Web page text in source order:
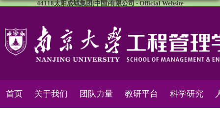
44118太阳成城集团(中国)有限公司 - Official Website
首页 关于我们 团队力量 教研平台 科学研究